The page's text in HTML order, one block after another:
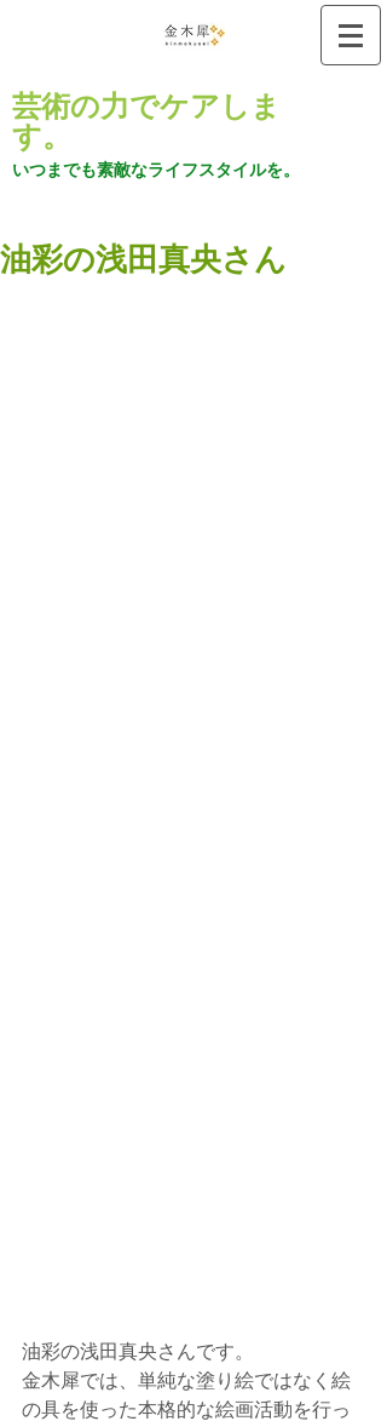
芸術の力でケアしま
す。
いつまでも素敵なライフスタイルを。
油彩の浅田真央さん
油彩の浅田真央さんです。
金木犀では、単純な塗り絵ではなく絵
の具を使った本格的な絵画活動を行っ